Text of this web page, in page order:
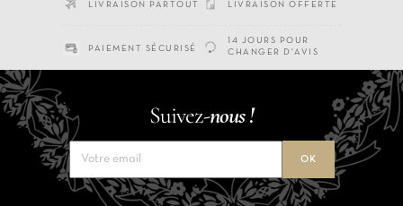
LIVRAISON PARTOUT LIVRAISON OFFERTE
PAIEMENT SÉCURISÉ
14 JOURS POUR
CHANGER D'AVIS
Suivez-nous !